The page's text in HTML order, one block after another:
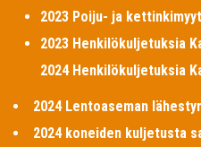
2023 Poiju- ja
2023 Henkilökuljetuksia
2024 Henkilökuljetuksia
2024 Lentoaseman
2024 koneiden kuljetusta